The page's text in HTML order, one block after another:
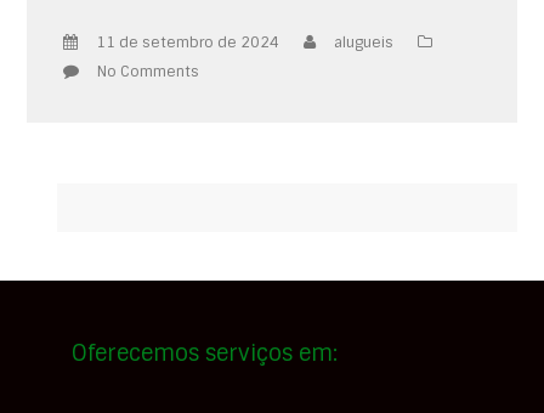
11 de setembro de 2024
alugueis
No Comments
Oferecemos serviços em: